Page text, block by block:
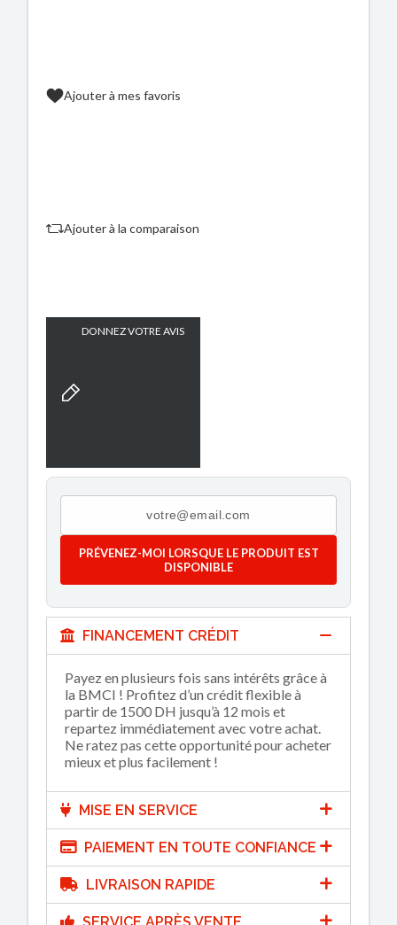
Ajouter à mes favoris
Ajouter à la comparaison
DONNEZ VOTRE AVIS
PRÉVENEZ-MOI LORSQUE LE PRODUIT EST
DISPONIBLE
FINANCEMENT CRÉDIT
Payez en plusieurs fois sans intérêts grâce à
la BMCI ! Profitez d’un crédit flexible à
partir de 1500 DH jusqu’à 12 mois et
repartez immédiatement avec votre achat.
Ne ratez pas cette opportunité pour acheter
mieux et plus facilement !
MISE EN SERVICE
PAIEMENT EN TOUTE CONFIANCE
LIVRAISON RAPIDE
SERVICE APRÈS VENTE